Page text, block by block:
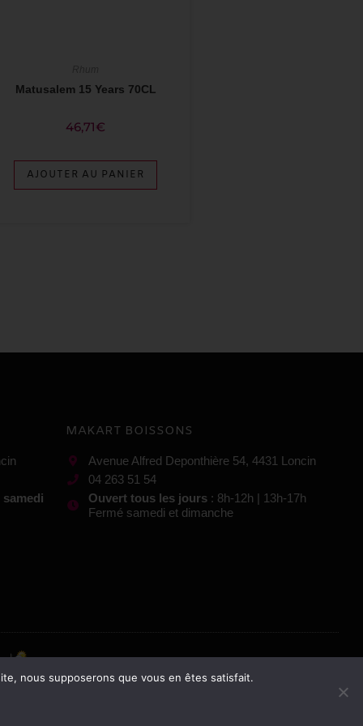
Matusalem 15 Years 70CL
46,71€
AJOUTER AU PANIER
MAKART BOISSONS
Avenue Alfred Deponthière 54, 4431 Loncin
04 263 51 54
Ouvert tous les jours: 8h-12h | 13h-17h
Fermé samedi et dimanche
nous supposerons que vous en êtes satisfait.